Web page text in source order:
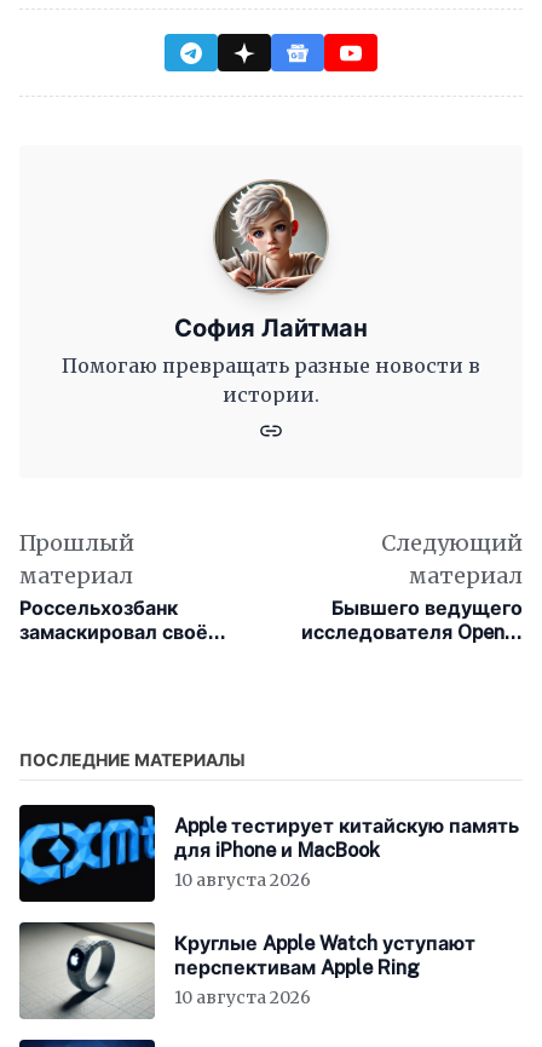
София Лайтман
Помогаю превращать разные новости в
истории.
Прошлый
материал
Россельхозбанк
замаскировал своё
Следующий
материал
Бывшего ведущего
исследователя OpenAI
ПОСЛЕДНИЕ МАТЕРИАЛЫ
Apple тестирует китайскую память
для iPhone и MacBook
10 августа 2026
Круглые Apple Watch уступают
перспективам Apple Ring
10 августа 2026